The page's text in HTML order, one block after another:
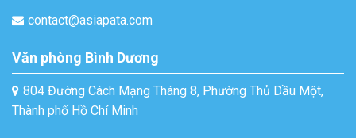
contact@asiapata.com
Văn phòng Bình Dương
804 Đường Cách Mạng Tháng 8, Phường Thủ Dầu Một,
Thành phố Hồ Chí Minh